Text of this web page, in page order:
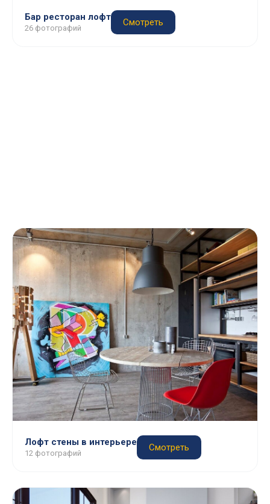
Бар ресторан лофт
26 фотографий
Смотреть
Лофт стены в интерьере
12 фотографий
Смотреть